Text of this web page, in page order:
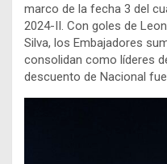
marco de la fecha 3 del
2024-II. Con goles de
Silva, los Embajadores
consolidan como líderes
descuento de Nacional